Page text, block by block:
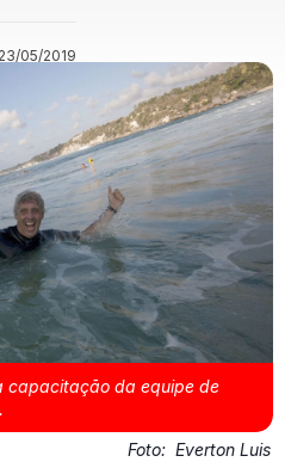
23/05/2019
capacitação da equipe de
Foto: Everton Luis